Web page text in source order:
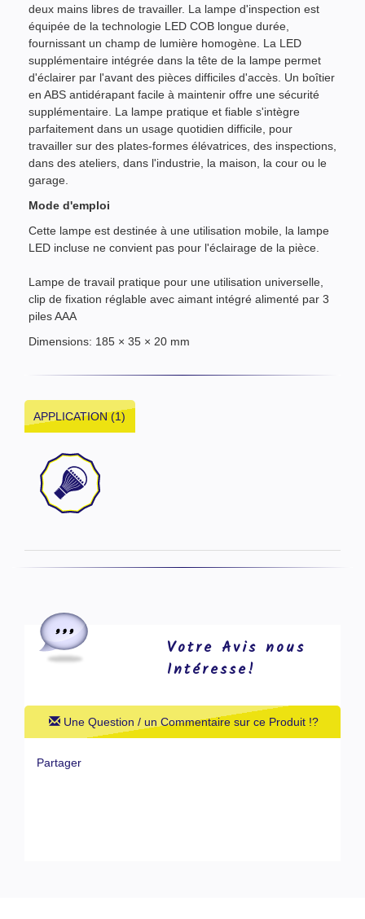
deux mains libres de travailler. La lampe d'inspection est
équipée de la technologie LED COB longue durée,
fournissant un champ de lumière homogène. La LED
supplémentaire intégrée dans la tête de la lampe permet
d'éclairer par l'avant des pièces difficiles d'accès. Un boîtier
en ABS antidérapant facile à maintenir offre une sécurité
supplémentaire. La lampe pratique et fiable s'intègre
parfaitement dans un usage quotidien difficile, pour
travailler sur des plates-formes élévatrices, des inspections,
dans des ateliers, dans l'industrie, la maison, la cour ou le
garage.
Mode d'emploi
Cette lampe est destinée à une utilisation mobile, la lampe
LED incluse ne convient pas pour l'éclairage de la pièce.
Lampe de travail pratique pour une utilisation universelle,
clip de fixation réglable avec aimant intégré alimenté par 3
piles AAA
Dimensions: 185 × 35 × 20 mm
APPLICATION (1)
Votre Avis nous
Intéresse!
Une Question / un Commentaire sur ce Produit !?
Partager